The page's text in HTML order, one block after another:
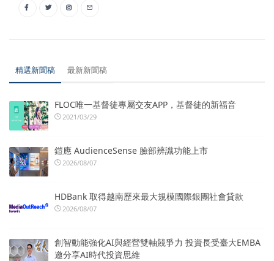
精選新聞稿 最新新聞稿
FLOC唯一基督徒專屬交友APP，基督徒的新福音
2021/03/29
鎧應 AudienceSense 臉部辨識功能上市
2026/08/07
HDBank 取得越南歷來最大規模國際銀團社會貸款
2026/08/07
創智動能強化AI與經營雙軸競爭力 投資長受臺大EMBA
邀分享AI時代投資思維